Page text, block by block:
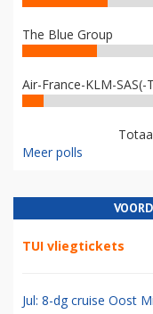
The Blue Group
Air-France-KLM-SAS(-
Meer polls
TUI vliegtickets
Jul: 8-dg cruise Oost